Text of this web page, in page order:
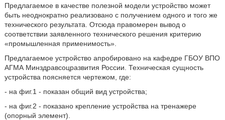
Предлагаемое в качестве полезной модели устройство может
быть неоднократно реализовано с получением одного и того же
технического результата. Отсюда правомерен вывод о
соответствии заявленного технического решения критерию
«промышленная применимость».
Предлагаемое устройство апробировано на кафедре ГБОУ ВПО
АГМА Минздравсоцразвития России. Техническая сущность
устройства поясняется чертежом, где:
- на фиг.1 - показан общий вид устройства;
- на фиг.2 - показано крепление устройства на тренажере
(опорный элемент).